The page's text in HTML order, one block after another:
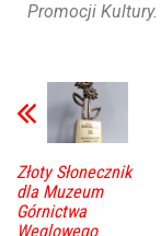
Promocji Kultury.
Złoty Słonecznik
dla Muzeum
Górnictwa
Węglowego